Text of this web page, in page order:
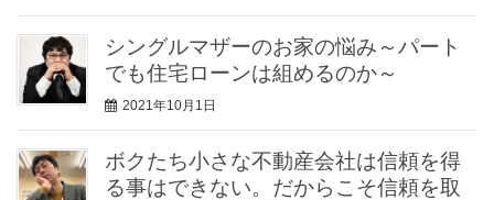
シングルマザーのお家の悩み～パート
でも住宅ローンは組めるのか～
2021年10月1日
ボクたち小さな不動産会社は信頼を得
る事はできない。だからこそ信頼を取